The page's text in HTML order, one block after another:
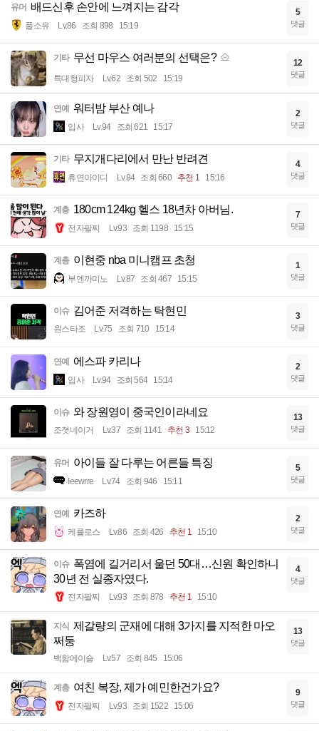
유머 배드신후 손안에 느껴지는 감각
풀소유 Lv.86 조회 898 15:19
5
댓글
기타 무선 마우스 여러분의 선택은?
특대형피자 Lv.62 조회 502 15:19
12
댓글
연예 워터밤 부산 예나
입사 Lv.94 조회 621 15:17
2
댓글
기타 무지개다리에서 만난 반려견
휴면아이디 Lv.84 조회 660 추천 1 15:16
4
댓글
계층 180cm 124kg 헬스 18년차 아버님.
전자팔찌 Lv.93 조회 1198 15:15
7
댓글
계층 이현중 nba 미니캠프 초청
부엔까미노 Lv.87 조회 467 15:15
1
댓글
이슈 김어준 저격하는 탁현민
원스타조 Lv.75 조회 710 15:14
3
댓글
연예 에스파 카리나
입사 Lv.94 조회 564 15:14
2
댓글
이슈 와 장원영이 중국인이라네요
조졋네이거 Lv.37 조회 1141 추천 3 15:12
13
댓글
유머 아이들 잘 다루는 어른들 특징
Ieewrre Lv.74 조회 946 15:11
5
댓글
연예 카즈하
케를로스 Lv.86 조회 426 추천 1 15:10
2
댓글
이슈 폭염에 길거리서 울던 50대…신원 확인하니
30년 전 실종자였다.
전자팔찌 Lv.93 조회 878 추천 1 15:10
4
댓글
지식 제갈량의 군재에 대해 3가지를 지적한 마오
쩌둥
백합에이슬 Lv.57 조회 845 15:06
13
댓글
계층 여친 복장, 제가 예민한건가요?
전자팔찌 Lv.93 조회 1522 15:06
9
댓글